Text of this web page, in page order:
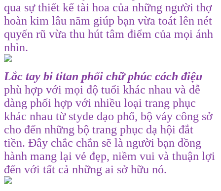
qua sự thiết kế tài hoa của những người thợ
hoàn kim lâu năm giúp bạn vừa toát lên nét
quyến rũ vừa thu hút tâm điểm của mọi ánh
nhìn.
Lắc tay bi titan phối chữ phúc cách điệu
phù hợp với mọi độ tuổi khác nhau và dễ
dàng phối hợp với nhiều loại trang phục
khác nhau từ styde dạo phố, bộ váy công sở
cho đến những bộ trang phục dạ hội đắt
tiền. Đây chắc chắn sẽ là người bạn đồng
hành mang lại vẻ đẹp, niềm vui và thuận lợi
đến với tất cả những ai sở hữu nó.